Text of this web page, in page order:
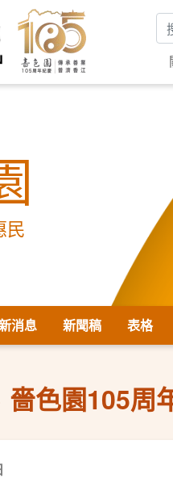
搜
民
消息 新聞稿 表格
嗇色園105周